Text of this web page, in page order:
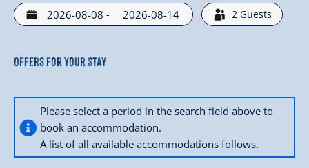
- 2 Guests
Offers for your stay
Please select a period in the search field above to
book an accommodation.
A list of all available accommodations follows.